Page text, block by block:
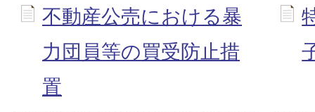
不動産公売における暴
力団員等の買受防止措
置